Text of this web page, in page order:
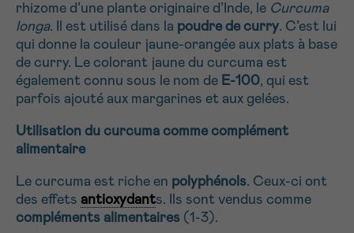
rhizome d’une plante originaire d’Inde, le Curcuma
longa. Il est utilisé dans la poudre de curry. C’est lui
qui donne la couleur jaune-orangée aux plats à base
de curry. Le colorant jaune du curcuma est
également connu sous le nom de E-100, qui est
parfois ajouté aux margarines et aux gelées.
Utilisation du curcuma comme complément
alimentaire
Le curcuma est riche en polyphénols. Ceux-ci ont
des effets antioxydants. Ils sont vendus comme
compléments alimentaires (1-3).
VOTRE QUESTION
J’accepte les conditions d’utilisations
*CHAMP OBLIGATOIRE